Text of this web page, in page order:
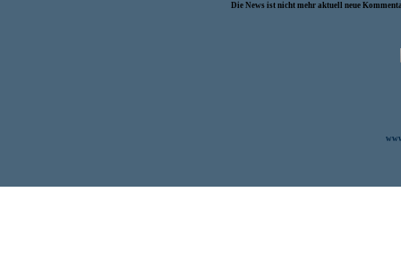
Die News ist nicht mehr aktuell neue